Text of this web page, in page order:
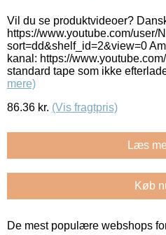
Vil du se produktvideoer?
https://www.youtube.com/user/
sort=dd&shelf_id=2&view=0
kanal: https://
standard tape som ikke
mere)
86.36 kr. (Vis fragtpris)
Læs
Køb
De mest populære webshops